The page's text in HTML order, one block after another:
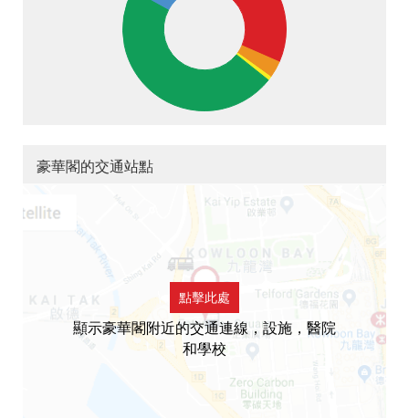
豪華閣的交通站點
點擊此處
顯示豪華閣附近的交通連線，設施，醫院
和學校